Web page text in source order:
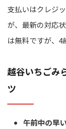
支払いはクレジ
が、最新の対応
は無料ですが、4
越谷いちごみ
ツ
午前中の早